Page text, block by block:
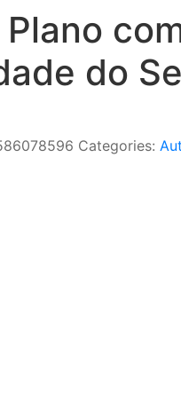
is:
R$59,93.
do
Categories: